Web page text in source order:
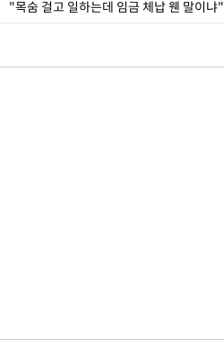
"목숨 걸고 일하는데 임금 체납 웬 말이냐"